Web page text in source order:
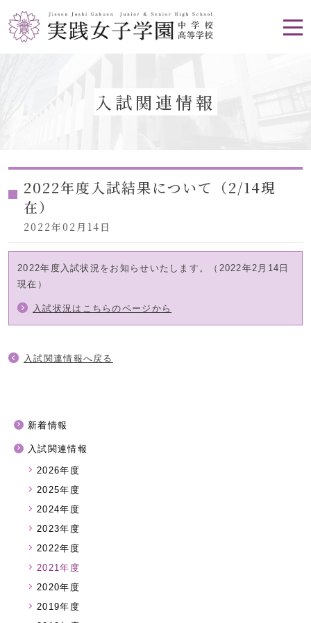
入試関連情報
2022年度入試結果について（2/14現
在）
2022年02月14日
2022年度入試状況をお知らせいたします。（2022年2月14日
現在）
入試状況はこちらのページから
入試関連情報へ戻る
新着情報
入試関連情報
2026年度
2025年度
2024年度
2023年度
2022年度
2021年度
2020年度
2019年度